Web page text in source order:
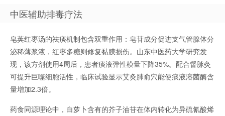
中医辅助排毒疗法
皂荚红枣汤的祛痰机制包含双重作用：皂苷成分促进支气管腺体分
泌稀薄浆液，红枣多糖则修复黏膜损伤。山东中医药大学研究发
现，该方剂使用4周后，患者痰液弹性模量下降35%。配合督脉灸
可提升巨噬细胞活性，临床试验显示艾灸肺俞穴能使痰液溶菌酶含
量增加2.3倍。
药食同源理论中，白萝卜含有的芥子油苷在体内转化为异硫氰酸烯